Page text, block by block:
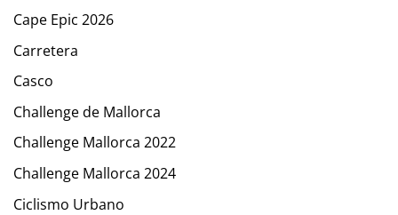
Cape Epic 2026
Carretera
Casco
Challenge de Mallorca
Challenge Mallorca 2022
Challenge Mallorca 2024
Ciclismo Urbano